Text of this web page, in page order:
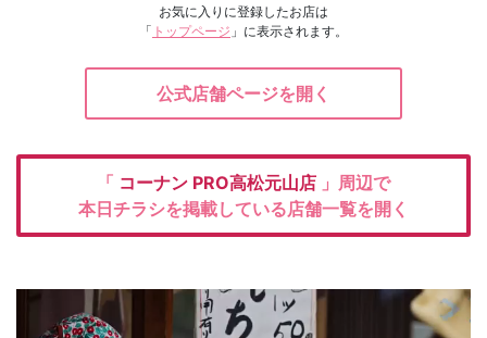
お気に入りに登録したお店は
「 トップページ 」に表示されます。
公式店舗ページを開く
「 コーナン PRO高松元山店 」周辺で
本日チラシを掲載している店舗一覧を開く